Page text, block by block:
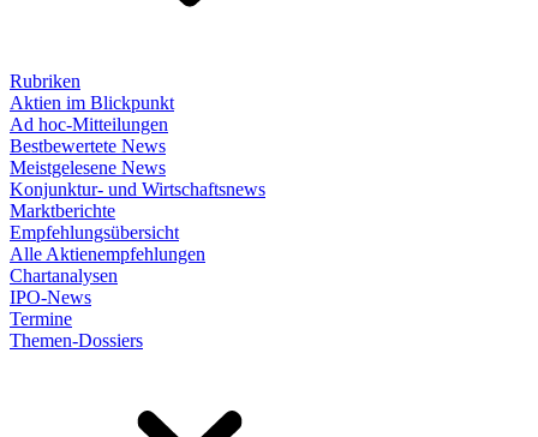
Rubriken
Aktien im Blickpunkt
Ad hoc-Mitteilungen
Bestbewertete News
Meistgelesene News
Konjunktur- und Wirtschaftsnews
Marktberichte
Empfehlungsübersicht
Alle Aktienempfehlungen
Chartanalysen
IPO-News
Termine
Themen-Dossiers